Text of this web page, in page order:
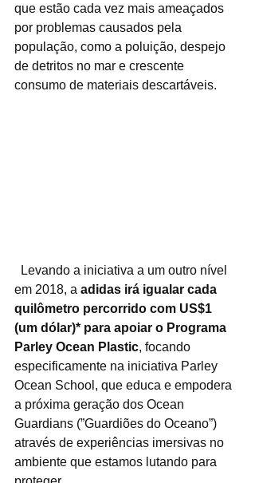
que estão cada vez mais ameaçados
por problemas causados pela
população, como a poluição, despejo
de detritos no mar e crescente
consumo de materiais descartáveis.
em 2018, a adidas irá igualar cada
quilômetro percorrido com US$1
(um dólar)* para apoiar o Programa
Parley Ocean Plastic, focando
especificamente na iniciativa Parley
Ocean School, que educa e empodera
a próxima geração dos Ocean
Guardians (”Guardiões do Oceano”)
através de experiências imersivas no
ambiente que estamos lutando para